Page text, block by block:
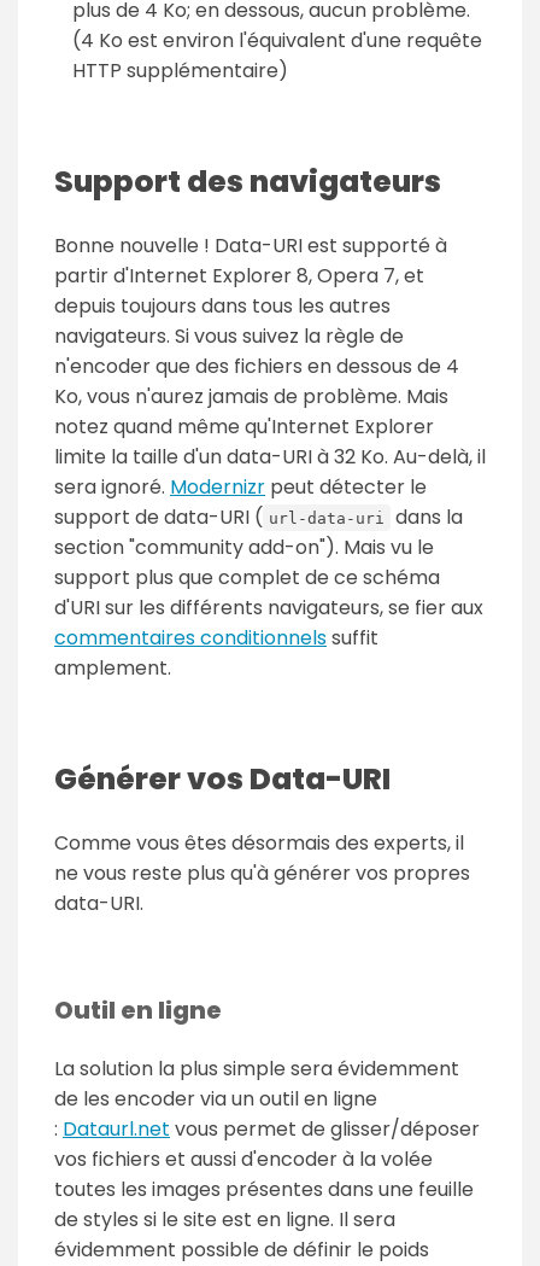
plus de 4 Ko; en dessous, aucun problème.
(4 Ko est environ l'équivalent d'une requête
HTTP supplémentaire)
Support des navigateurs
Bonne nouvelle ! Data-URI est supporté à
partir d'Internet Explorer 8, Opera 7, et
depuis toujours dans tous les autres
navigateurs. Si vous suivez la règle de
n'encoder que des fichiers en dessous de 4
Ko, vous n'aurez jamais de problème. Mais
notez quand même qu'Internet Explorer
limite la taille d'un data-URI à 32 Ko. Au-delà, il
sera ignoré. Modernizr peut détecter le
support de data-URI ( url-data-uri
dans la
section "community add-on"). Mais vu le
support plus que complet de ce schéma
d'URI sur les différents navigateurs, se fier aux
commentaires conditionnelssuffit
amplement.
Générer vos Data-URI
Comme vous êtes désormais des experts, il
ne vous reste plus qu'à générer vos propres
data-URI.
Outil en ligne
La solution la plus simple sera évidemment
de les encoder via un outil en ligne
: Dataurl.net vous permet de glisser/déposer
vos fichiers et aussi d'encoder à la volée
toutes les images présentes dans une feuille
de styles si le site est en ligne. Il sera
évidemment possible de définir le poids